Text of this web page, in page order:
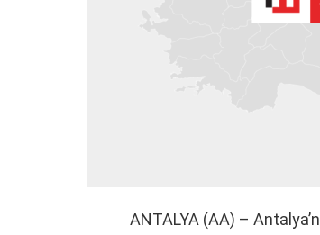
ANTALYA (AA) –